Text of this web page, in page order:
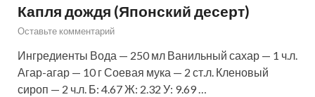
Капля дождя (Японский десерт)
Оставьте комментарий
Ингредиенты Вода — 250 мл Ванильный сахар — 1 ч.л.
Агар-агар — 10 г Соевая мука — 2 ст.л. Кленовый
сироп — 2 ч.л. Б: 4.67 Ж: 2.32 У: 9.69 …